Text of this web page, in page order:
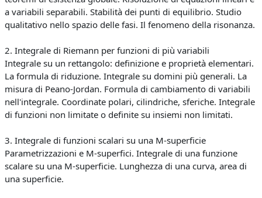
a variabili separabili. Stabilità dei punti di equilibrio. Studio
qualitativo nello spazio delle fasi. Il fenomeno della risonanza.
2. Integrale di Riemann per funzioni di più variabili
Integrale su un rettangolo: definizione e proprietà elementari.
La formula di riduzione. Integrale su domini più generali. La
misura di Peano-Jordan. Formula di cambiamento di variabili
nell'integrale. Coordinate polari, cilindriche, sferiche. Integrale
di funzioni non limitate o definite su insiemi non limitati.
3. Integrale di funzioni scalari su una M-superficie
Parametrizzazioni e M-superfici. Integrale di una funzione
scalare su una M-superficie. Lunghezza di una curva, area di
una superficie.